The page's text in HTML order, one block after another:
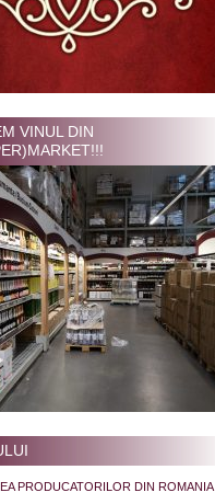
VINUL DIN
PRODUCATORILOR DIN ROMANIA